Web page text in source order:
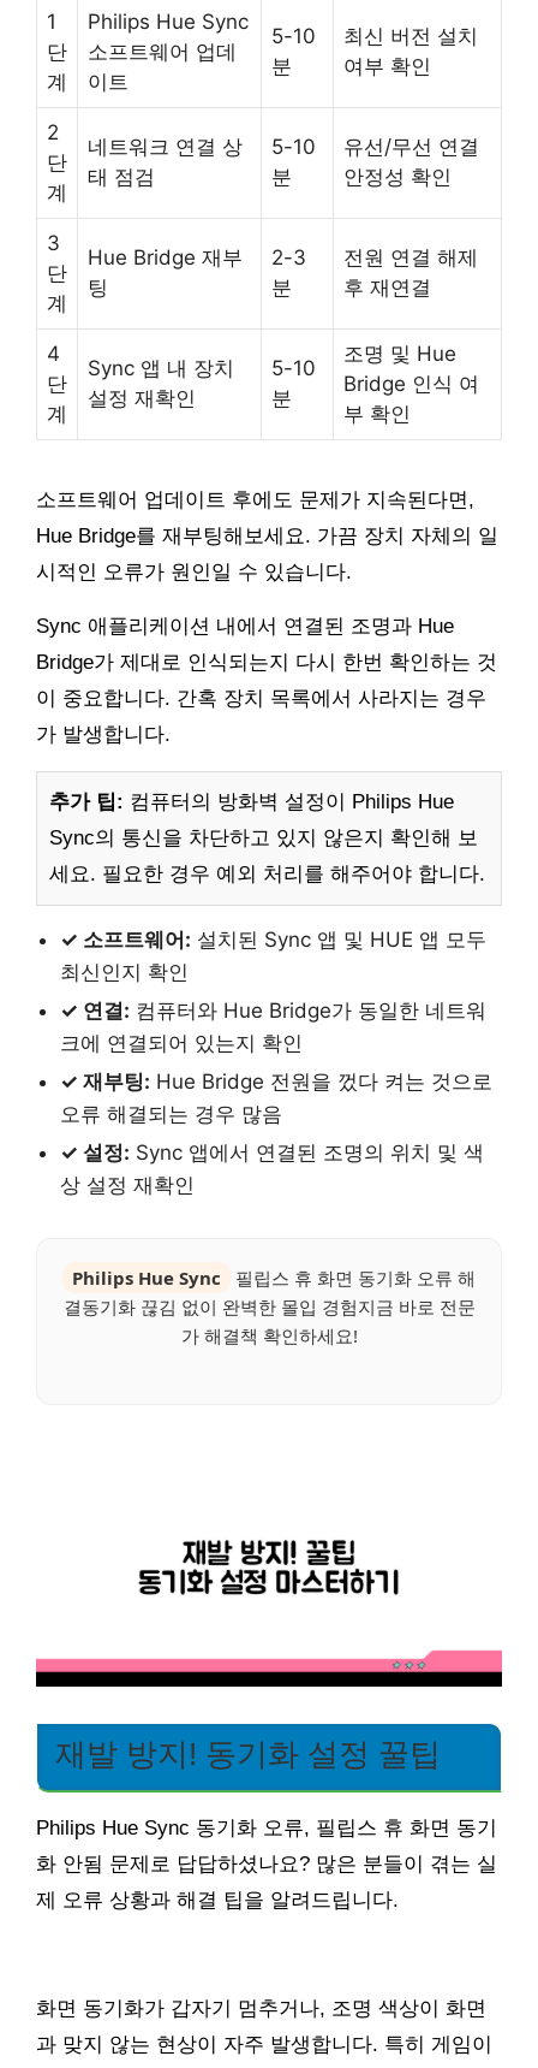
1
단
계
Philips Hue Sync
소프트웨어 업데
이트
5-10
분
최신 버전 설치
여부 확인
2
단
계
네트워크 연결 상
태 점검
5-10
분
유선/무선 연결
안정성 확인
3
단
계
Hue Bridge 재부
팅
2-3
분
전원 연결 해제
후 재연결
4
단
계
Sync 앱 내 장치
설정 재확인
5-10
분
조명 및 Hue
Bridge 인식 여
부 확인
소프트웨어 업데이트 후에도 문제가 지속된다면,
Hue Bridge를 재부팅해보세요. 가끔 장치 자체의 일
시적인 오류가 원인일 수 있습니다.
Sync 애플리케이션 내에서 연결된 조명과 Hue
Bridge가 제대로 인식되는지 다시 한번 확인하는 것
이 중요합니다. 간혹 장치 목록에서 사라지는 경우
가 발생합니다.
추가 팁: 컴퓨터의 방화벽 설정이 Philips Hue
Sync의 통신을 차단하고 있지 않은지 확인해 보
세요. 필요한 경우 예외 처리를 해주어야 합니다.
✓ 소프트웨어: 설치된 Sync 앱 및 HUE 앱 모두
최신인지 확인
✓ 연결: 컴퓨터와 Hue Bridge가 동일한 네트워
크에 연결되어 있는지 확인
✓ 재부팅: Hue Bridge 전원을 껐다 켜는 것으로
오류 해결되는 경우 많음
✓ 설정: Sync 앱에서 연결된 조명의 위치 및 색
상 설정 재확인
Philips Hue Sync
필립스 휴 화면 동기화 오류 해
결동기화 끊김 없이 완벽한 몰입 경험지금 바로 전문
가 해결책 확인하세요!
재발 방지! 동기화 설정 꿀팁
Philips Hue Sync 동기화 오류, 필립스 휴 화면 동기
화 안됨 문제로 답답하셨나요? 많은 분들이 겪는 실
제 오류 상황과 해결 팁을 알려드립니다.
화면 동기화가 갑자기 멈추거나, 조명 색상이 화면
과 맞지 않는 현상이 자주 발생합니다. 특히 게임이